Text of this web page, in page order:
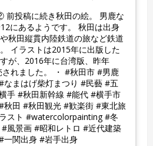
前投稿に続き秋田の絵。 男鹿な
にあるようです。 秋田は出身
秋田縦貫内陸鉄道の旅など鉄道
イラストは2015年に出版した
が、2016年に台湾版、昨年
れました。 ・ #秋田市 #男鹿
まはげ柴灯まつり #民藝 #五
手 #秋田新幹線 #能代 #横手市
田 #秋田観光 #歓楽街 #東北旅
スト #watercolorpainting #冬
風景画 #昭和レトロ #近代建築
関出身 #岩手出身